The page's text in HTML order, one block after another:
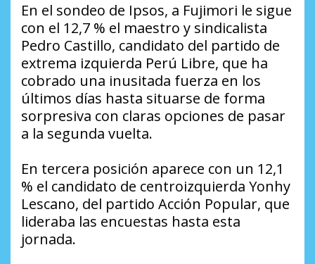
En el sondeo de Ipsos, a Fujimori le sigue
con el 12,7 % el maestro y sindicalista
Pedro Castillo, candidato del partido de
extrema izquierda Perú Libre, que ha
cobrado una inusitada fuerza en los
últimos días hasta situarse de forma
sorpresiva con claras opciones de pasar
a la segunda vuelta.
En tercera posición aparece con un 12,1
% el candidato de centroizquierda Yonhy
Lescano, del partido Acción Popular, que
lideraba las encuestas hasta esta
jornada.